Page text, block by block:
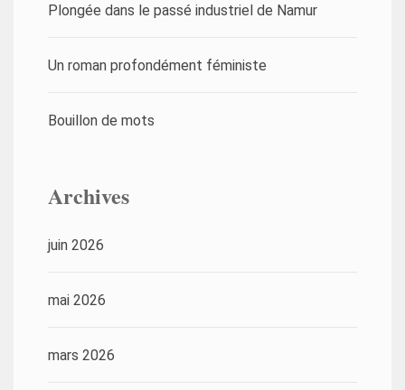
Plongée dans le passé industriel de Namur
Un roman profondément féministe
Bouillon de mots
Archives
juin 2026
mai 2026
mars 2026